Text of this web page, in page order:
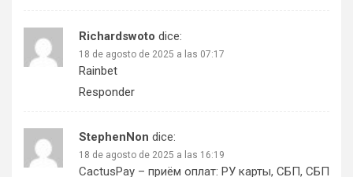
Richardswoto dice:
18 de agosto de 2025 a las 07:17
Rainbet
Responder
StephenNon dice:
18 de agosto de 2025 a las 16:19
CactusPay – приём оплат: РУ карты, СБП, СБП